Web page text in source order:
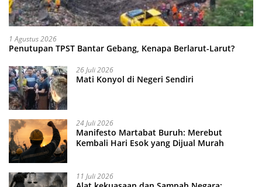
1 Agustus 2026
Penutupan TPST Bantar Gebang, Kenapa Berlarut-Larut?
26 Juli 2026
Mati Konyol di Negeri Sendiri
24 Juli 2026
Manifesto Martabat Buruh: Merebut
Kembali Hari Esok yang Dijual Murah
11 Juli 2026